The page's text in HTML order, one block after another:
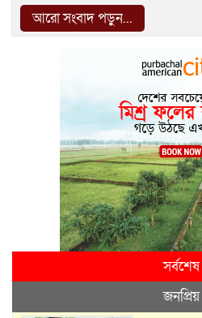
আরো সংবাদ পড়ুন...
সর্বশেষ
জনপ্রিয়